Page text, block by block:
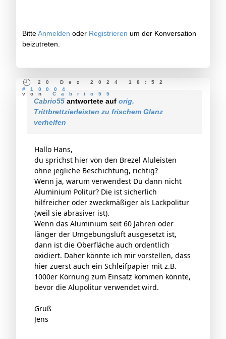
BitteAnmelden oder Registrieren um der Konversation
beizutreten.
20 Dez 2024 18:52
#10004
vonCabrio55
Cabrio55 antwortete auf orig.
Trittbrettzierleisten zu frischem Glanz
verhelfen
Hallo Hans,
du sprichst hier von den Brezel Aluleisten
ohne jegliche Beschichtung, richtig?
Wenn ja, warum verwendest Du dann nicht
Aluminium Politur? Die ist sicherlich
hilfreicher oder zweckmäßiger als Lackpolitur
(weil sie abrasiver ist).
Wenn das Aluminium seit 60 Jahren oder
länger der Umgebungsluft ausgesetzt ist,
dann ist die Oberfläche auch ordentlich
oxidiert. Daher könnte ich mir vorstellen, dass
hier zuerst auch ein Schleifpapier mit z.B.
1000er Körnung zum Einsatz kommen könnte,
bevor die Alupolitur verwendet wird.
Gruß
Jens